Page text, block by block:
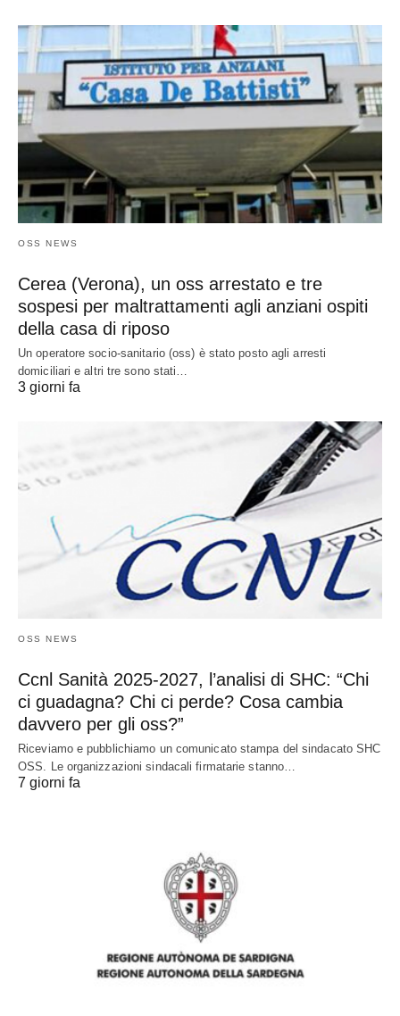
OSS NEWS
Cerea (Verona), un oss arrestato e tre
sospesi per maltrattamenti agli anziani ospiti
della casa di riposo
Un operatore socio-sanitario (oss) è stato posto agli arresti
domiciliari e altri tre sono stati…
3 giorni fa
OSS NEWS
Ccnl Sanità 2025-2027, l’analisi di SHC: “Chi
ci guadagna? Chi ci perde? Cosa cambia
davvero per gli oss?”
Riceviamo e pubblichiamo un comunicato stampa del sindacato SHC
OSS. Le organizzazioni sindacali firmatarie stanno…
7 giorni fa